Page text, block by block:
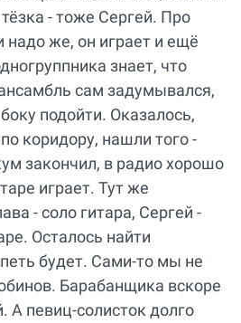
- тоже Сергей. Про
надо же, он играет и ещё
знает, что
сам задумывался,
подойти. Оказалось,
коридору, нашли того -
закончил, в радио хорошо
играет. Тут же
- соло гитара, Сергей -
Осталось найти
будет. Сами-то мы не
Барабанщика вскоре
А певиц-солисток долго